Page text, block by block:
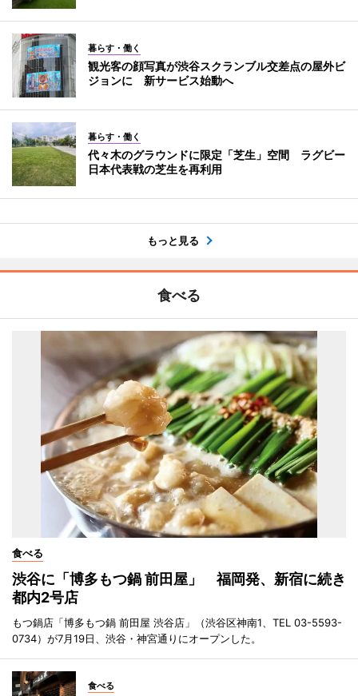
暮らす・働く
観光客の顔写真が渋谷スクランブル交差点の屋外ビ
ジョンに 新サービス始動へ
暮らす・働く
代々木のグラウンドに限定「芝生」空間 ラグビー
日本代表戦の芝生を再利用
もっと見る
食べる
食べる
渋谷に「博多もつ鍋 前田屋」 福岡発、新宿に続き
都内2号店
もつ鍋店「博多もつ鍋 前田屋 渋谷店」（渋谷区神南1、TEL 03-5593-
0734）が7月19日、渋谷・神宮通りにオープンした。
食べる